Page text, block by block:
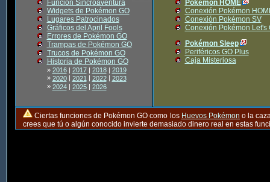
Función Sincroaventura
Widgets de Pokémon GO
Lugares Patrocinados
Gráficos del April Fools
Errores de Pokémon GO
Trampas de Pokémon GO
Trucos de Pokémon GO
Historia de Pokémon GO
» 2016| 2017| 2018| 2019
» 2020| 2021| 2022| 2023
» 2024| 2025| 2026
Pokémon HOME
Conexión Pokémon
Conexión Pokémon SV
Conexión Pokémon Let's
Pokémon Sleep
Periféricos GO Plus
Caja Misteriosa
Ciertas funciones de Pokémon GO como los Huevos Pokémon o la
crees que tú o algún conocido invierte demasiado dinero real en estas